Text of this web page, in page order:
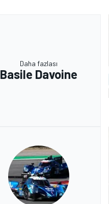
Daha fazlası
Basile Davoine